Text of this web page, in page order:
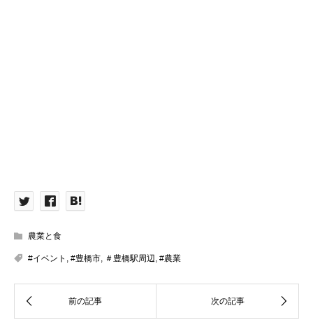
農業と食
#イベント , #豊橋市, ＃豊橋駅周辺, #農業